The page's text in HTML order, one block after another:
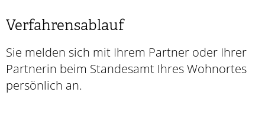
Verfahrensablauf
Sie melden sich mit Ihrem Partner oder Ihrer
Partnerin beim Standesamt Ihres Wohnortes
persönlich an.